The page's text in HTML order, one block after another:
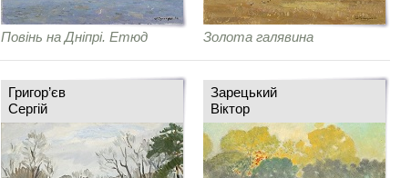
Повінь на Дніпрі. Етюд Золота галявина
Григор’єв
Сергій
Зарецький
Віктор